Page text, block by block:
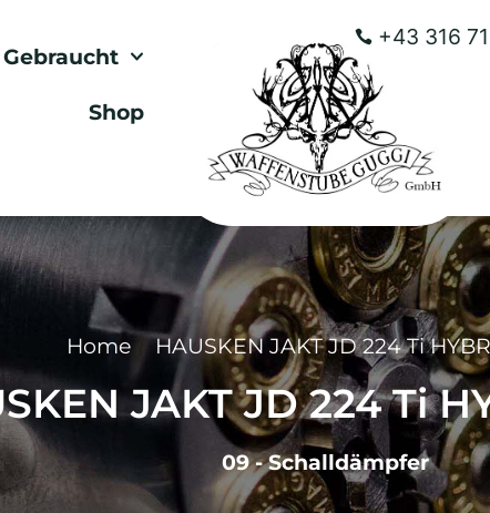
+43 316
Gebraucht
Shop
Home HAUSKEN JAKT JD 224 Ti
JAKT JD 224 Ti
09 - Schalldämpfer